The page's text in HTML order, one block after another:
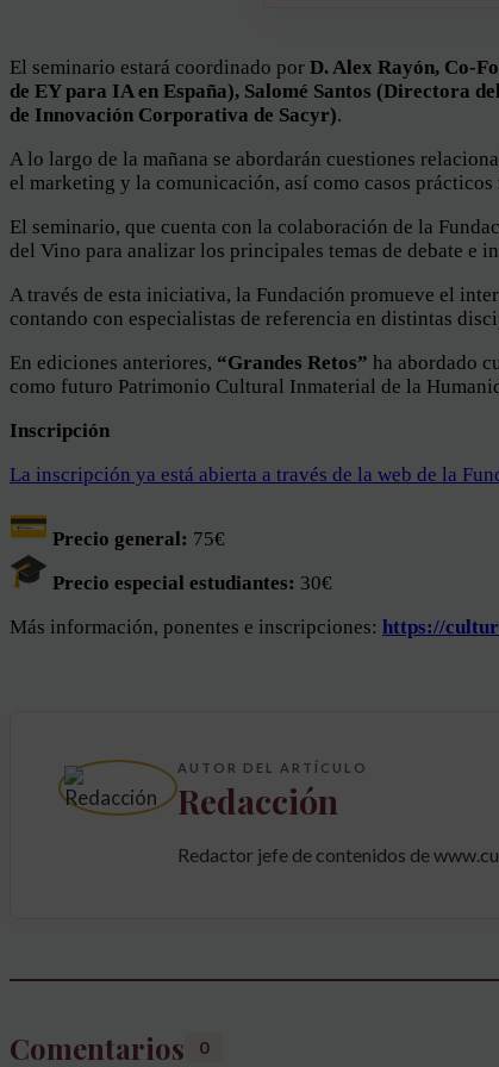
El seminario estará coordinado por D. Alex Rayón, Co-
de EY para IA en España), Salomé Santos (Directora
de Innovación Corporativa de Sacyr).
A lo largo de la mañana se abordarán cuestiones
el marketing y la comunicación, así como casos
El seminario, que cuenta con la colaboración de la
del Vino para analizar los principales temas de debate e
A través de esta iniciativa, la Fundación promueve el
contando con especialistas de referencia en distintas
En ediciones anteriores, “Grandes Retos” ha abordado
como futuro Patrimonio Cultural Inmaterial de la
Inscripción
La inscripción ya está abierta a través de la web de la
Precio general: 75€
Precio especial estudiantes: 30€
Más información, ponentes e inscripciones: https://
AUTOR DEL ARTÍCULO
Redacción
Redactor jefe de contenidos de
Comentarios 0